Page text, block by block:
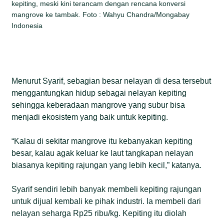
kepiting, meski kini terancam dengan rencana konversi
mangrove ke tambak. Foto : Wahyu Chandra/Mongabay
Indonesia
Menurut Syarif, sebagian besar nelayan di desa tersebut
menggantungkan hidup sebagai nelayan kepiting
sehingga keberadaan mangrove yang subur bisa
menjadi ekosistem yang baik untuk kepiting.
“Kalau di sekitar mangrove itu kebanyakan kepiting
besar, kalau agak keluar ke laut tangkapan nelayan
biasanya kepiting rajungan yang lebih kecil,” katanya.
Syarif sendiri lebih banyak membeli kepiting rajungan
untuk dijual kembali ke pihak industri. Ia membeli dari
nelayan seharga Rp25 ribu/kg. Kepiting itu diolah